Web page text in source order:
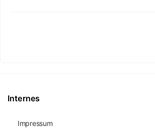
Internes
Impressum